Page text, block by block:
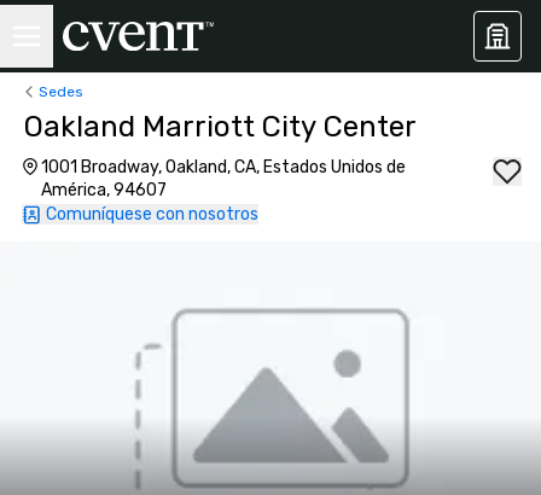
Sedes
Oakland Marriott City Center
1001 Broadway, Oakland, CA, Estados Unidos de
América, 94607
Comuníquese con nosotros